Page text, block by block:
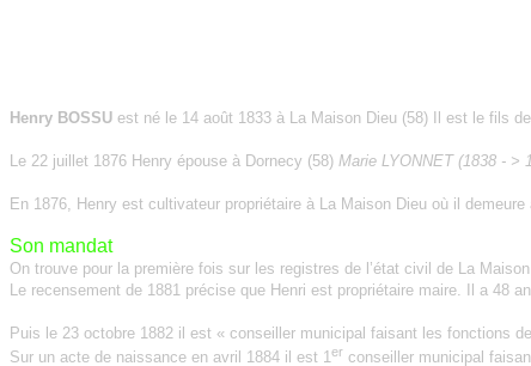
Henry BOSSU est né le 14 août 1833 à La Maison Dieu (58) Il est le fils
Le 22 juillet 1876 Henry épouse à Dornecy (58) Marie LYONNET (1838 - >
En 1876, Henry est cultivateur propriétaire à La Maison Dieu où il
Son mandat
On trouve pour la première fois sur les registres de l’état civil de La
Le recensement de 1881 précise que Henri est propriétaire maire. Il a 48
Puis le 23 octobre 1882 il est « conseiller municipal faisant les fonctions
Sur un acte de naissance en avril 1884 il est 1er conseiller municipal